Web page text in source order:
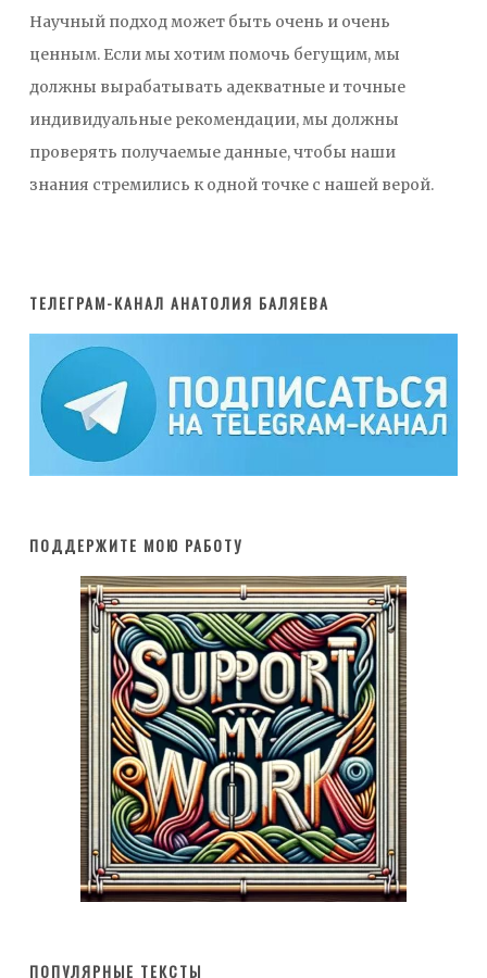
Научный подход может быть очень и очень
ценным. Если мы хотим помочь бегущим, мы
должны вырабатывать адекватные и точные
индивидуальные рекомендации, мы должны
проверять получаемые данные, чтобы наши
знания стремились к одной точке с нашей верой.
ТЕЛЕГРАМ-КАНАЛ АНАТОЛИЯ БАЛЯЕВА
ПОДДЕРЖИТЕ МОЮ РАБОТУ
ПОПУЛЯРНЫЕ ТЕКСТЫ